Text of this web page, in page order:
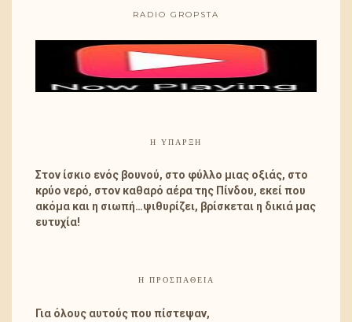
RADIO GROPSTA
Η ΎΠΑΡΞΗ
Στον ίσκιο ενός βουνού, στο φύλλο μιας οξιάς, στο
κρύο νερό, στον καθαρό αέρα της Πίνδου, εκεί που
ακόμα και η σιωπή…ψιθυρίζει, βρίσκεται η δικιά μας
ευτυχία!
Η ΠΡΟΣΠΑΘΕΙΑ
Για όλους αυτούς που πίστεψαν,